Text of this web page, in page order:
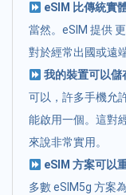
eSIM 比傳統實
當然。eSIM 提供
對於經常出國或遠
我的裝置可以儲
可以，許多手機允
能啟用一個。這對
來說非常實用。
eSIM 方案可以
多數 eSIM5g 方案